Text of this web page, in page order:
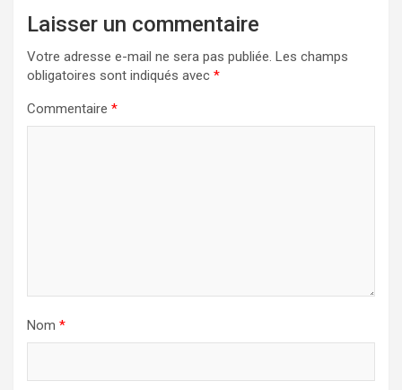
Laisser un commentaire
Votre adresse e-mail ne sera pas publiée. Les champs
obligatoires sont indiqués avec *
Commentaire *
Nom *